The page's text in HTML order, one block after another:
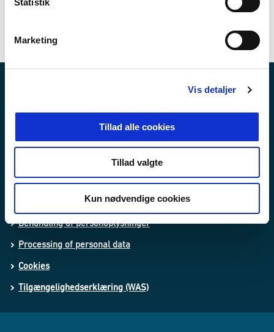
l
Marketing
Vis detaljer
Tillad alle cookies
Tillad valgte
Kun nødvendige cookies
indre grænser flyttes samtidig fra Udlændinge- og
Aftalen træder i kraft fra mandag den 16. september 2019.
Love og regler
Lovforslag og bekendtgørelser i høring
Whistleblowerordning
Behandling af personoplysninger
Processing of personal data
Cookies
Tilgængelighedserklæring (WAS)